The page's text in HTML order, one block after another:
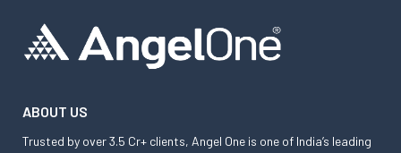
ABOUT US
Trusted by over 3.5 Cr+ clients, Angel One is one of India’s leading